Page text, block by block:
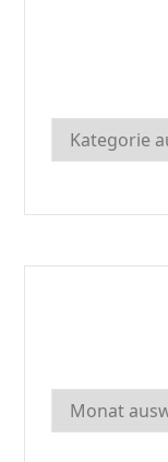
Kategorien
Archiv